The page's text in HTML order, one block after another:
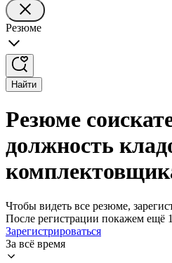
Резюме
Найти
Резюме
должность
Чтобы видеть все резюме,
После регистрации покажем ещё
Зарегистрироваться
За всё время